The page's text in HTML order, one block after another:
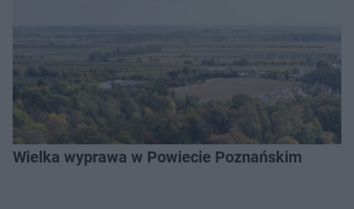
Wielka wyprawa w Powiecie Poznańskim